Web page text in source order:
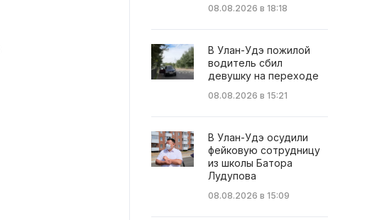
08.08.2026 в 18:18
В Улан-Удэ пожилой
водитель сбил
девушку на переходе
08.08.2026 в 15:21
В Улан-Удэ осудили
фейковую сотрудницу
из школы Батора
Лудупова
08.08.2026 в 15:09